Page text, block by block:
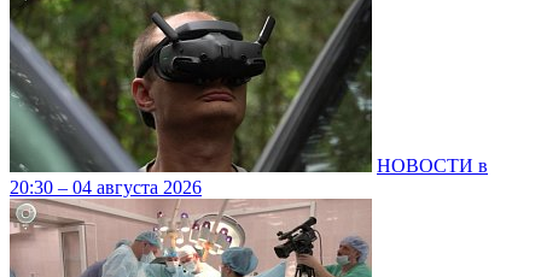
НОВОСТИ в
20:30 – 04 августа 2026